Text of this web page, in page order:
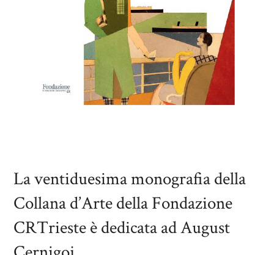
La ventiduesima monografia della
Collana d’Arte della Fondazione
CRTrieste è dedicata ad August